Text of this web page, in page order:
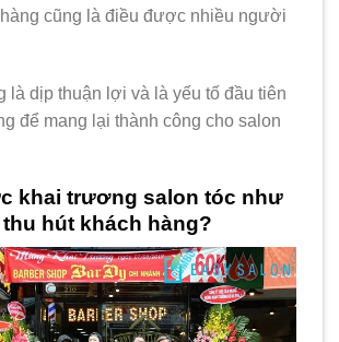
cũng là điều được nhiều người
là dịp thuận lợi và là yếu tố đầu tiên
để mang lại thành công cho salon
khai trương salon tóc như
hút khách hàng?